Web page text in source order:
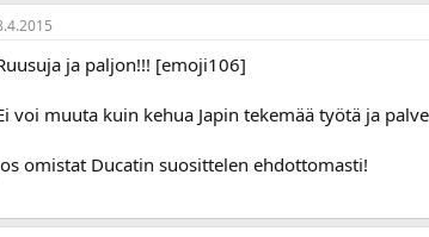
ja paljon!!! [emoji106]
voi muuta kuin kehua Japin tekemää työtä ja
omistat Ducatin suosittelen ehdottomasti!